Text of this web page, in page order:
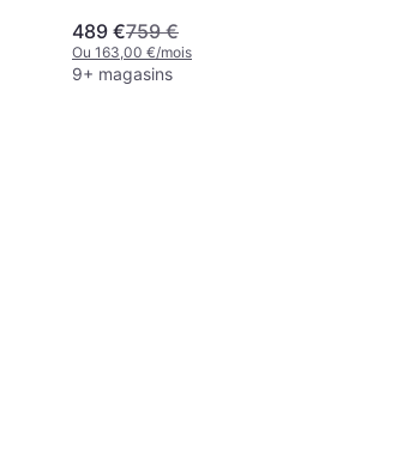
489 €759 €
Ou 163,00 €/mois
9+ magasins